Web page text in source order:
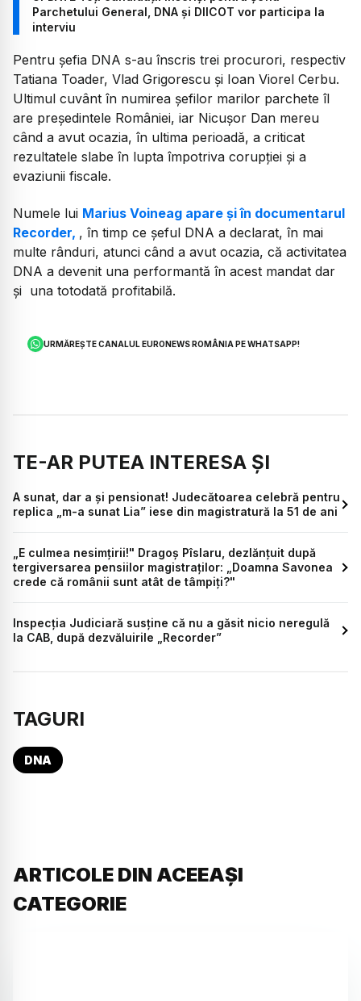
Parchetului General, DNA și DIICOT vor participa la
interviu
Pentru șefia DNA s-au înscris trei procurori, respectiv
Tatiana Toader, Vlad Grigorescu și Ioan Viorel Cerbu.
Ultimul cuvânt în numirea șefilor marilor parchete îl
are președintele României, iar Nicușor Dan mereu
când a avut ocazia, în ultima perioadă, a criticat
rezultatele slabe în lupta împotriva corupției și a
evaziunii fiscale.
Numele lui Marius Voineag apare și în documentarul
Recorder, , în timp ce șeful DNA a declarat, în mai
multe rânduri, atunci când a avut ocazia, că activitatea
DNA a devenit una performantă în acest mandat dar
și una totodată profitabilă.
URMĂREȘTE CANALUL EURONEWS ROMÂNIA PE WHATSAPP!
TE-AR PUTEA INTERESA ȘI
A sunat, dar a și pensionat! Judecătoarea celebră pentru
replica „m-a sunat Lia” iese din magistratură la 51 de ani
„E culmea nesimțirii!" Dragoș Pîslaru, dezlănțuit după
tergiversarea pensiilor magistraților: „Doamna Savonea
crede că românii sunt atât de tâmpiți?"
Inspecția Judiciară susține că nu a găsit nicio neregulă
la CAB, după dezvăluirile „Recorder”
TAGURI
DNA
ARTICOLE DIN ACEEAȘI
CATEGORIE